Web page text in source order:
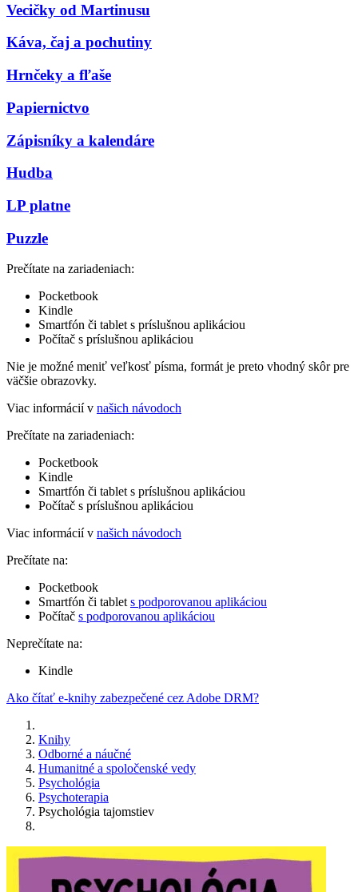
Vecičky od Martinusu
Káva, čaj a pochutiny
Hrnčeky a fľaše
Papiernictvo
Zápisníky a kalendáre
Hudba
LP platne
Puzzle
Prečítate na zariadeniach:
Pocketbook
Kindle
Smartfón či tablet s príslušnou aplikáciou
Počítač s príslušnou aplikáciou
Nie je možné meniť veľkosť písma, formát je preto vhodný skôr pre
väčšie obrazovky.
Viac informácií v našich návodoch
Prečítate na zariadeniach:
Pocketbook
Kindle
Smartfón či tablet s príslušnou aplikáciou
Počítač s príslušnou aplikáciou
Viac informácií v našich návodoch
Prečítate na:
Pocketbook
Smartfón či tablet s podporovanou aplikáciou
Počítač s podporovanou aplikáciou
Neprečítate na:
Kindle
Ako čítať e-knihy zabezpečené cez Adobe DRM?
Knihy
Odborné a náučné
Humanitné a spoločenské vedy
Psychológia
Psychoterapia
Psychológia tajomstiev